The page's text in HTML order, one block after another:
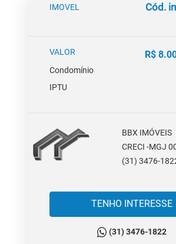
IMOVEL Cód.
VALOR R$
Condomínio
IPTU
BBX IMÓVEIS
CRECI -MGJ
(31) 3476-
TENHO INTERESSE
(31) 3476-1822